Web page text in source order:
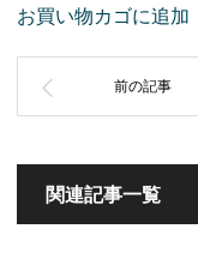
お買い物カゴに追加
関連記事一覧